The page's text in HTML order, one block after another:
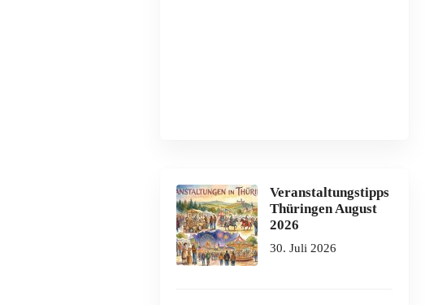
Veranstaltungstipps
Thüringen August
2026
30. Juli 2026